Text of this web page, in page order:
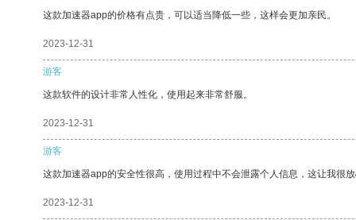
这款加速器app的价格有点贵，可以适当降低一些，这样会更加亲民。
2023-12-31
游客
这款软件的设计非常人性化，使用起来非常舒服。
2023-12-31
游客
这款加速器app的安全性很高，使用过程中不会泄露个人信息，这让我很
2023-12-31